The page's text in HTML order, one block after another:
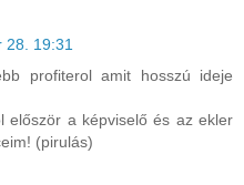
28. 19:31
profiterol amit hosszú ideje
először a képviselő és az ekler
(pirulás)